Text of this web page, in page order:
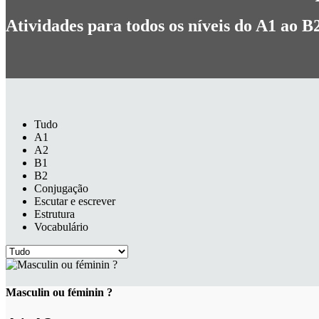
Atividades para todos os níveis do A1 ao
Tudo
A1
A2
B1
B2
Conjugação
Escutar e escrever
Estrutura
Vocabulário
Masculin ou féminin ?